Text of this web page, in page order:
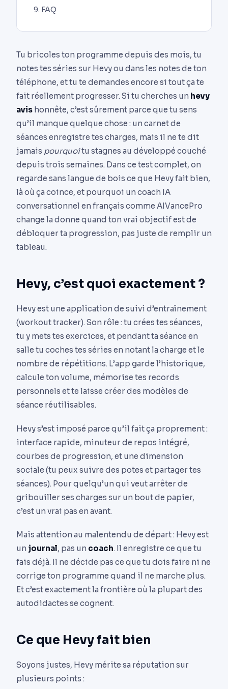
FAQ
Tu bricoles ton programme depuis des mois, tu
notes tes séries sur Hevy ou dans les notes de ton
téléphone, et tu te demandes encore si tout ça te
fait réellement progresser. Si tu cherches un hevy
avis honnête, c’est sûrement parce que tu sens
qu’il manque quelque chose : un carnet de
séances enregistre tes charges, mais il ne te dit
jamais pourquoitu stagnes au développé couché
depuis trois semaines. Dans ce test complet, on
regarde sans langue de bois ce que Hevy fait bien,
là où ça coince, et pourquoi un coach IA
conversationnel en français comme AIVancePro
change la donne quand ton vrai objectif est de
débloquer ta progression, pas juste de remplir un
tableau.
Hevy, c’est quoi exactement ?
Hevy est une application de suivi d’entraînement
(workout tracker). Son rôle : tu crées tes séances,
tu y mets tes exercices, et pendant ta séance en
salle tu coches tes séries en notant la charge et le
nombre de répétitions. L’app garde l’historique,
calcule ton volume, mémorise tes records
personnels et te laisse créer des modèles de
séance réutilisables.
Hevy s’est imposé parce qu’il fait ça proprement :
interface rapide, minuteur de repos intégré,
courbes de progression, et une dimension
sociale (tu peux suivre des potes et partager tes
séances). Pour quelqu’un qui veut arrêter de
gribouiller ses charges sur un bout de papier,
c’est un vrai pas en avant.
Mais attention au malentendu de départ : Hevy est
un journal, pas un coach. Il enregistre ce que tu
fais déjà. Il ne décide pas ce que tu dois faire ni ne
corrige ton programme quand il ne marche plus.
Et c’est exactement la frontière où la plupart des
autodidactes se cognent.
Ce que Hevy fait bien
Soyons justes, Hevy mérite sa réputation sur
plusieurs points :